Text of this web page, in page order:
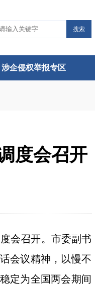
搜索
涉企侵权举报专区
度会召开
会召开。市委副书
会议精神，以慢不
定为全国两会期间